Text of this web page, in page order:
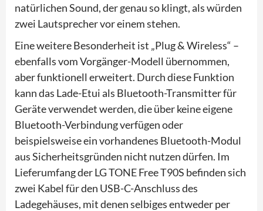
natürlichen Sound, der genau so klingt, als würden
zwei Lautsprecher vor einem stehen.
Eine weitere Besonderheit ist „Plug & Wireless“ –
ebenfalls vom Vorgänger-Modell übernommen,
aber funktionell erweitert. Durch diese Funktion
kann das Lade-Etui als Bluetooth-Transmitter für
Geräte verwendet werden, die über keine eigene
Bluetooth-Verbindung verfügen oder
beispielsweise ein vorhandenes Bluetooth-Modul
aus Sicherheitsgründen nicht nutzen dürfen. Im
Lieferumfang der LG TONE Free T90S befinden sich
zwei Kabel für den USB-C-Anschluss des
Ladegehäuses, mit denen selbiges entweder per